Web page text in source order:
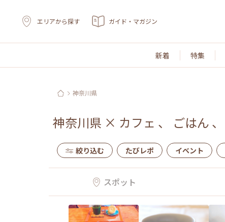
エリアから探す ガイド・マガジン
新着 特集
神奈川県
神奈川県 × カフェ 、 ごはん 、
絞り込む たびレポ イベント
スポット